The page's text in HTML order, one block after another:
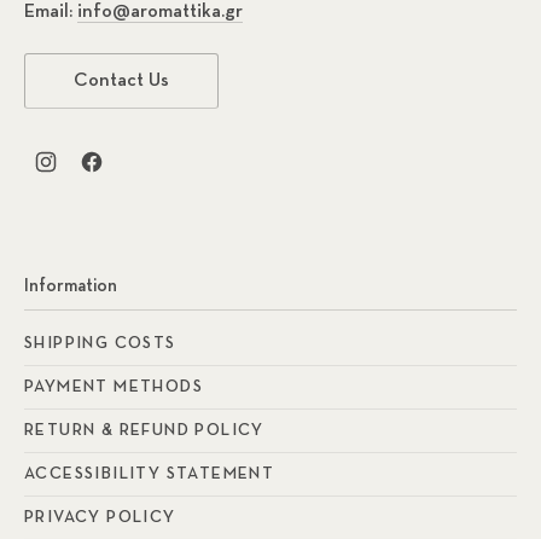
Email: info@aromattika.gr
Contact Us
New Window
New Window
Information
SHIPPING COSTS
PAYMENT METHODS
RETURN & REFUND POLICY
ACCESSIBILITY STATEMENT
PRIVACY POLICY